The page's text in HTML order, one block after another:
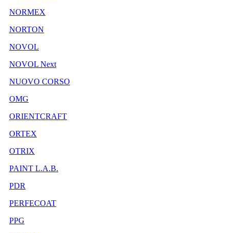
NORMEX
NORTON
NOVOL
NOVOL Next
NUOVO CORSO
OMG
ORIENTCRAFT
ORTEX
OTRIX
PAINT L.A.B.
PDR
PERFECOAT
PPG